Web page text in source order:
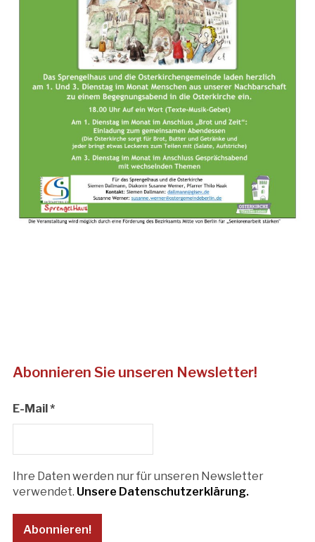
Abonnieren Sie unseren Newsletter!
E-Mail*
Ihre Daten werden nur für unseren Newsletter
verwendet. Unsere Datenschutzerklärung.